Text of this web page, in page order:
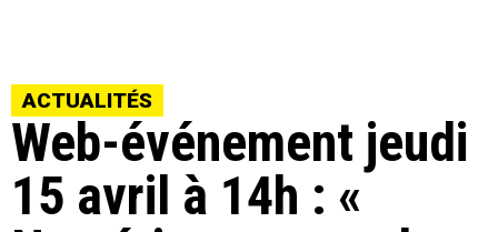
ACTUALITÉS
Web-événement jeudi
15 avril à 14h : «